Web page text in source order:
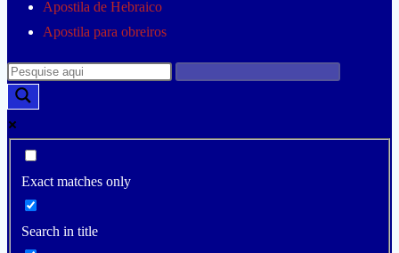
Apostila de Hebraico
Apostila para obreiros
Exact matches only
Search in title